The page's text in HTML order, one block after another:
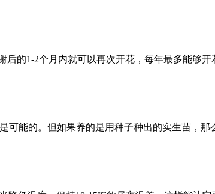
的1-2个月内就可以再次开花，每年最多能够
能的。但如果养的是用种子种出的实生苗，